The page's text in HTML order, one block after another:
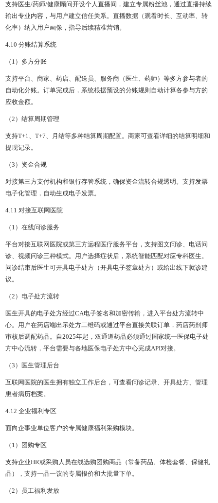
支持医生/药师/健康顾问开设个人直播间，建立专属粉丝池，通过直播持续
输出专业内容，与用户建立信任关系。直播数据（观看时长、互动率、转
化率）纳入用户画像，指导后续精准营销。
4.10 分账结算系统
（1）多方分账
支持平台、商家、药店、配送员、服务商（医生、药师）等多方参与者的
自动化分账。订单完成后，系统根据预设的分账规则自动计算各参与方的
应收金额。
（2）结算周期管理
支持T+1、T+7、月结等多种结算周期配置。商家可查看详细的结算明细和
提现记录。
（3）资金合规
对接第三方支付机构和银行存管系统，确保资金流转合规透明。支持发票
电子化管理，自动生成电子发票。
4.11 对接互联网医院
（1）在线问诊服务
平台对接互联网医院或第三方远程医疗服务平台，支持图文问诊、电话问
诊、视频问诊三种模式。用户选择症状后，系统智能匹配对应专科医生。
问诊结束后医生可开具电子处方（开具电子签章处方）或给出线下就诊建
议。
（2）电子处方流转
医生开具的电子处方经过CA电子签名和加密传输，进入平台处方流转中
心。用户在药店端出示处方二维码或通过平台直接关联订单，药店药剂师
审核后调配药品。自2025年起，双通道药品必须通过国家统一医保电子处
方中心流转，平台需要与各地医保电子处方中心完成API对接。
（3）医生管理后台
互联网医院的医生拥有独立工作后台，可查看问诊记录、开具处方、管理
患者病历档案。
4.12 企业福利专区
面向企事业单位客户的专属健康福利采购模块。
（1）团购专区
支持企业HR或采购人员在线选购团购商品（常备药品、体检套餐、保健礼
品），支持一品一议的专属报价和大批量下单。
（2）员工福利发放